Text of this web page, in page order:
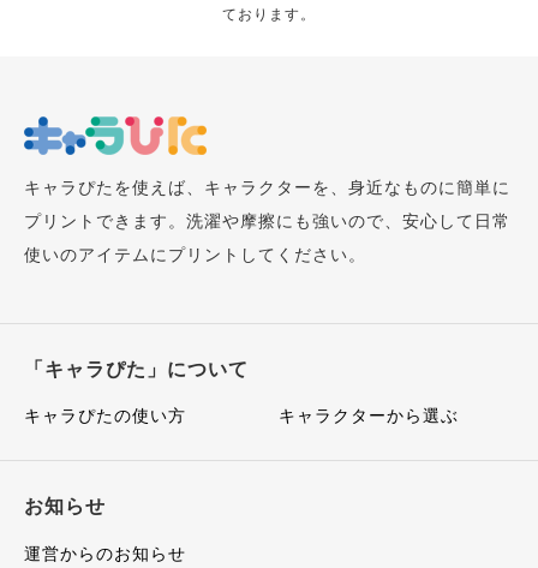
ております。
キャラぴたを使えば、キャラクターを、身近なものに簡単に
プリントできます。洗濯や摩擦にも強いので、安心して日常
使いのアイテムにプリントしてください。
「キャラぴた」について
キャラぴたの使い方 キャラクターから選ぶ
お知らせ
運営からのお知らせ